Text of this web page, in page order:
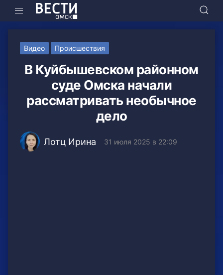
Видео Происшествия
В Куйбышевском районном
суде Омска начали
рассматривать необычное
дело
Лотц Ирина 31 июля 2025 в 22:09